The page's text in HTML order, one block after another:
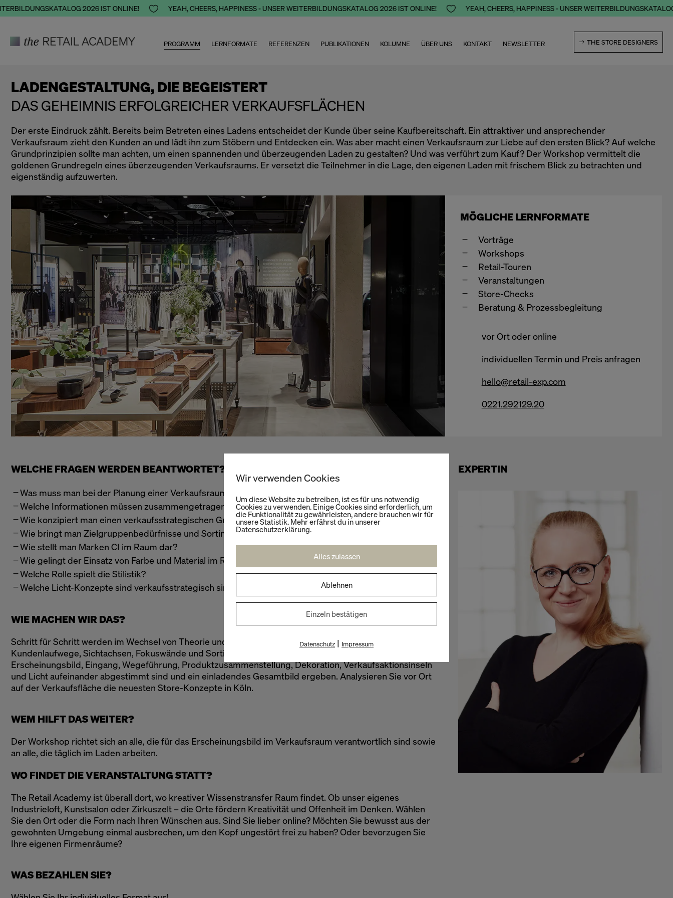
2026 IST ONLINE!  YEAH, CHEERS, HAPPINESS - UNSER WEITERBILDUNGSKATALOG 2026 IST ONLINE!  YEAH, CHEERS, HAPPINESS - UNSER WEITERBILDUNGSKATALOG
THE STORE DESIGNERS
PROGRAMM LERNFORMATE REFERENZEN PUBLIKATIONEN KOLUMNE ÜBER UNS KONTAKT NEWSLETTER
LADENGESTALTUNG, DIE BEGEISTERT
DAS GEHEIMNIS ERFOLGREICHER VERKAUFSFLÄCHEN
Der erste Eindruck zählt. Bereits beim Betreten eines Ladens entscheidet der Kunde über seine Kaufbereitschaft. Ein attraktiver und ansprechender
Verkaufsraum zieht den Kunden an und lädt ihn zum Stöbern und Entdecken ein. Was aber macht einen Verkaufsraum zur Liebe auf den ersten Blick? Auf welche
Grundprinzipien sollte man achten, um einen spannenden und überzeugenden Laden zu gestalten? Und was verführt zum Kauf? Der Workshop vermittelt die
goldenen Grundregeln eines überzeugenden Verkaufsraums. Er versetzt die Teilnehmer in die Lage, den eigenen Laden mit frischem Blick zu betrachten und
eigenständig aufzuwerten.
MÖGLICHE LERNFORMATE
Vorträge
Workshops
Retail-Touren
Veranstaltungen
Store-Checks
Beratung & Prozessbegleitung
vor Ort oder online
individuellen Termin und Preis anfragen
hello@retail-exp.com
0221.292129.20
WELCHE FRAGEN WERDEN BEANTWORTET?
Was muss man bei der Planung einer Verkaufsraumgestaltung beachten?
Welche Informationen müssen zusammengetragen werden?
Wie konzipiert man einen verkaufsstrategischen Grundriss?
Wie bringt man Zielgruppenbedürfnisse und Sortimente zusammen?
Wie stellt man Marken CI im Raum dar?
Wie gelingt der Einsatz von Farbe und Material im Raum?
Welche Rolle spielt die Stilistik?
Welche Licht-Konzepte sind verkaufsstrategisch sinnvoll?
WIE MACHEN WIR DAS?
Schritt für Schritt werden im Wechsel von Theorie und Praxis einzelne Faktoren erarbeitet wie z. B.
Kundenlaufwege, Sichtachsen, Fokuswände und Sortimentsgliederung. Dabei wird überprüft, ob
Erscheinungsbild, Eingang, Wegeführung, Produktzusammenstellung, Dekoration, Verkaufsaktionsinseln
und Licht aufeinander abgestimmt sind und ein einladendes Gesamtbild ergeben. Analysieren Sie vor Ort
auf der Verkaufsfläche die neuesten Store-Konzepte in Köln.
WEM HILFT DAS WEITER?
Der Workshop richtet sich an alle, die für das Erscheinungsbild im Verkaufsraum verantwortlich sind sowie
an alle, die täglich im Laden arbeiten.
WO FINDET DIE VERANSTALTUNG STATT?
The Retail Academy ist überall dort, wo kreativer Wissenstransfer Raum findet. Ob unser eigenes
Industrieloft, Kunstsalon oder Zirkuszelt – die Orte fördern Kreativität und Offenheit im Denken. Wählen
Sie den Ort oder die Form nach Ihren Wünschen aus. Sind Sie lieber online? Möchten Sie bewusst aus der
gewohnten Umgebung einmal ausbrechen, um den Kopf ungestört frei zu haben? Oder bevorzugen Sie
Ihre eigenen Firmenräume?
WAS BEZAHLEN SIE?
EXPERTIN
SILVIA TALMON
THE RETAIL EXPERIENCE GMBH
Silvia Talmon ist Geschäftsführerin der Retail Experience
GmbH. Sie gründete 2004 zunächst das Designbüro THE
STORE DESIGNERS mit den Schwerpunkten Retail Beratung,
Retail Design und Architektur sowie Retail Digital. 2014 folgte
Bildungsinstitution mit den Schwerpunkten Retail-Beratung
Produktmarken beraten Unternehmen wie IKEA, REWE, WMF,
Wir verwenden Cookies
Um diese Website zu betreiben, ist es für uns notwendig
Cookies zu verwenden. Einige Cookies sind erforderlich, um
die Funktionalität zu gewährleisten, andere brauchen wir für
unsere Statistik. Mehr erfährst du in unserer
Datenschutzerklärung.
Alles zulassen
Ablehnen
Einzeln bestätigen
Datenschutz | Impressum